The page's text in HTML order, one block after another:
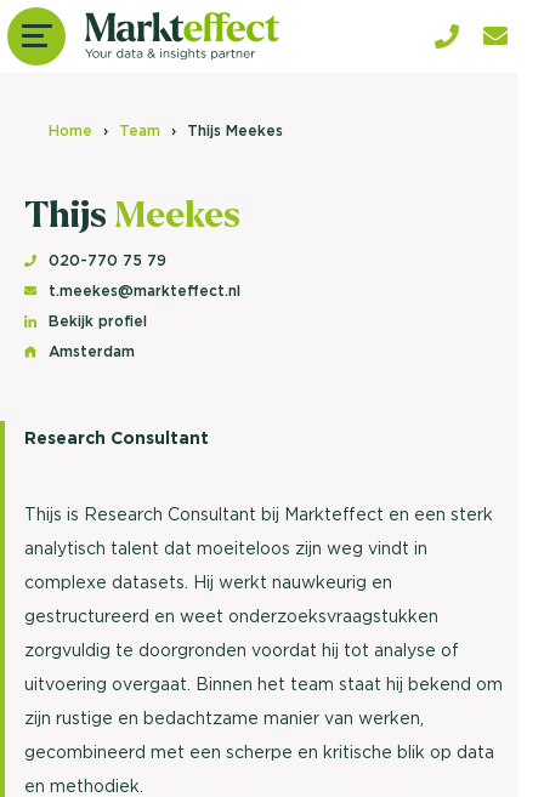
Home Team Thijs Meekes
Thijs Meekes
020-770 75 79
t.meekes@markteffect.nl
Bekijk profiel
Amsterdam
Research Consultant
Thijs is Research Consultant bij Markteffect en een sterk
analytisch talent dat moeiteloos zijn weg vindt in
complexe datasets. Hij werkt nauwkeurig en
gestructureerd en weet onderzoeksvraagstukken
zorgvuldig te doorgronden voordat hij tot analyse of
uitvoering overgaat. Binnen het team staat hij bekend om
zijn rustige en bedachtzame manier van werken,
gecombineerd met een scherpe en kritische blik op data
en methodiek.